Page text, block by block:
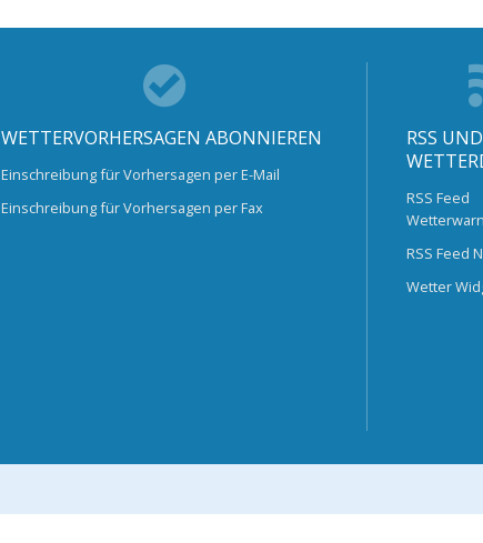
WETTERVORHERSAGEN ABONNIEREN
Einschreibung für Vorhersagen per E-Mail
Einschreibung für Vorhersagen per Fax
RSS UND
RSS Feed
RSS Feed
Wetter